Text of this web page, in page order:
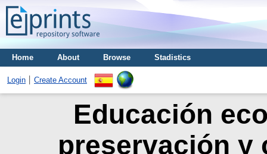
Home About Browse Stadistics
Login Create Account
Educación
preservación y